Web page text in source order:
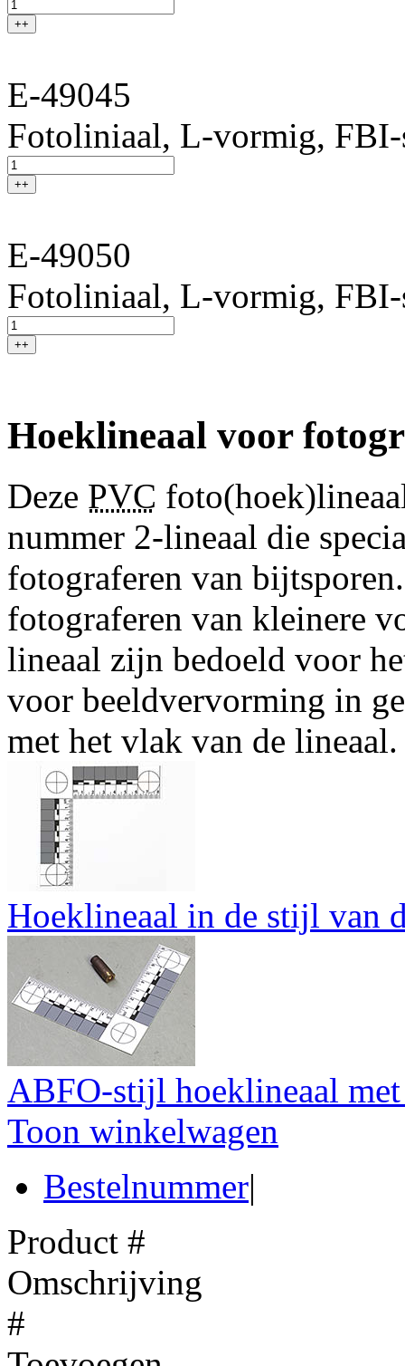
++
E-49045
Fotoliniaal, L-vormig,
++
E-49050
Fotoliniaal, L-vormig,
++
Hoeklineaal voor
Deze PVC
nummer 2-lineaal die
fotograferen van
fotograferen van kleinere
lineaal zijn bedoeld voor
voor beeldvervorming in
met het vlak van de lineaal.
Hoeklineaal in de stijl van
ABFO-stijl hoeklineaal
Toon winkelwagen
Bestelnummer|
Product #
Omschrijving
#